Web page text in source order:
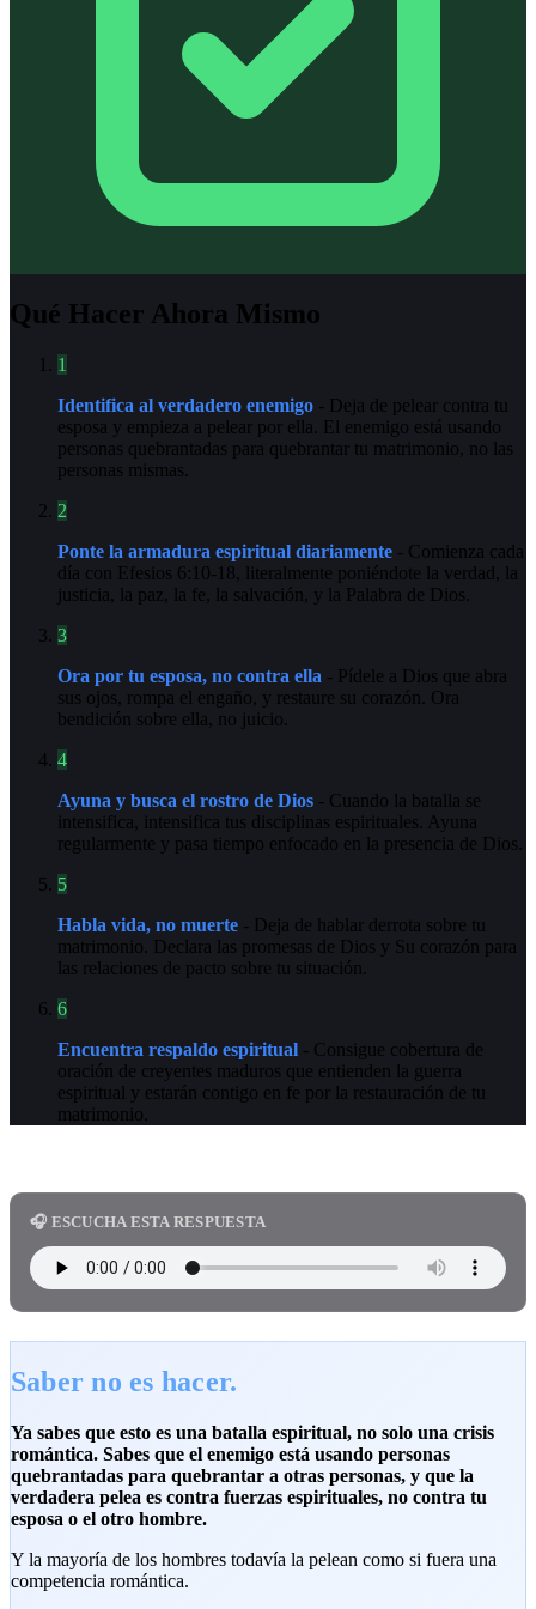
Qué Hacer Ahora Mismo
1
Identifica al verdadero enemigo - Deja de pelear contra tu
esposa y empieza a pelear por ella. El enemigo está usando
personas quebrantadas para quebrantar tu matrimonio, no las
personas mismas.
2
Ponte la armadura espiritual diariamente - Comienza cada
día con Efesios 6:10-18, literalmente poniéndote la verdad, la
justicia, la paz, la fe, la salvación, y la Palabra de Dios.
3
Ora por tu esposa, no contra ella - Pídele a Dios que abra
sus ojos, rompa el engaño, y restaure su corazón. Ora
bendición sobre ella, no juicio.
4
Ayuna y busca el rostro de Dios - Cuando la batalla se
intensifica, intensifica tus disciplinas espirituales. Ayuna
regularmente y pasa tiempo enfocado en la presencia de Dios.
5
Habla vida, no muerte - Deja de hablar derrota sobre tu
matrimonio. Declara las promesas de Dios y Su corazón para
las relaciones de pacto sobre tu situación.
6
Encuentra respaldo espiritual - Consigue cobertura de
oración de creyentes maduros que entienden la guerra
espiritual y estarán contigo en fe por la restauración de tu
matrimonio.
🎧 ESCUCHA ESTA RESPUESTA
Saber no es hacer.
Ya sabes que esto es una batalla espiritual, no solo una crisis
romántica. Sabes que el enemigo está usando personas
quebrantadas para quebrantar a otras personas, y que la
verdadera pelea es contra fuerzas espirituales, no contra tu
esposa o el otro hombre.
Y la mayoría de los hombres todavía la pelean como si fuera una
competencia romántica.